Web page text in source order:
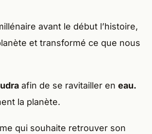
avant le début l’histoire,
et transformé ce que nous
afin de se ravitailler en eau.
la planète.
qui souhaite retrouver son